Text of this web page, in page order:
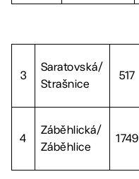
3
Saratovská/
Strašnice
517
4
Záběhlická/
Záběhlice
1749